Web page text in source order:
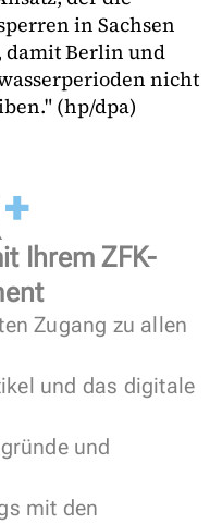
in Sachsen
damit Berlin und
nicht
(hp/dpa)
Ihrem ZFK-
Zugang zu allen
und das digitale
und
mit den